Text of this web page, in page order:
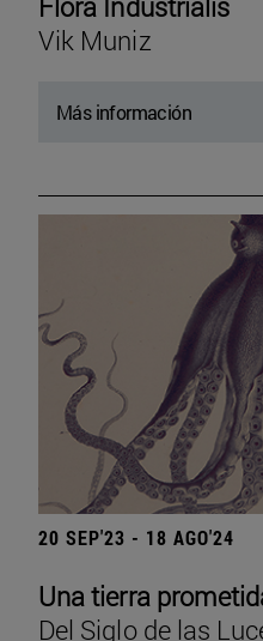
Vik Muniz
Más información
20 SEP'23 - 18 AGO'24
Una tierra
Del Siglo de las